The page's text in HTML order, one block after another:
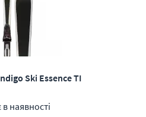
Ski Essence TI
наявності